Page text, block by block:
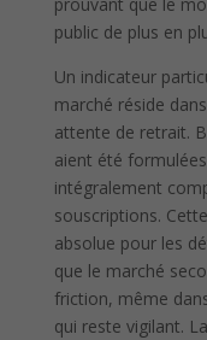
public de plus en
Un indicateur
marché réside
attente de retrait.
aient été
intégralement
souscriptions.
absolue pour les
que le marché
friction, même
qui reste vigilant.